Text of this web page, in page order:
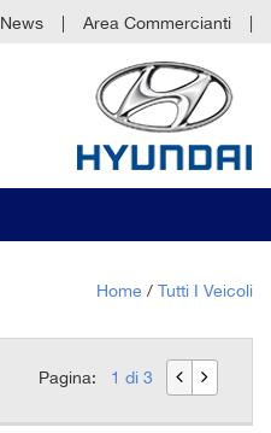
News Area Commercianti
Home / Tutti I Veicoli
Pagina: 1 di 3